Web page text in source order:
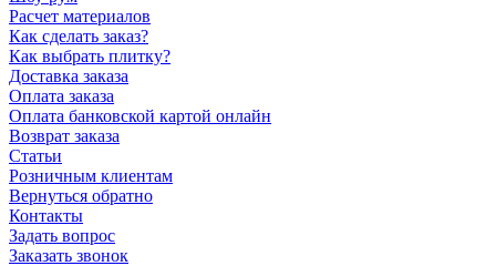
Расчет материалов
Как сделать заказ?
Как выбрать плитку?
Доставка заказа
Оплата заказа
Оплата банковской картой онлайн
Возврат заказа
Статьи
Розничным клиентам
Вернуться обратно
Контакты
Задать вопрос
Заказать звонок